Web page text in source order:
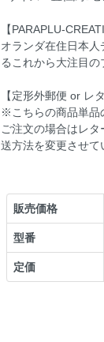
【PARAPLU-
オランダ在住日本
るこれから大注目の
【定形外郵便 or レ
※こちらの商品単品
ご注文の場合はレ
送方法を変更させて
販売価格
型番
定価